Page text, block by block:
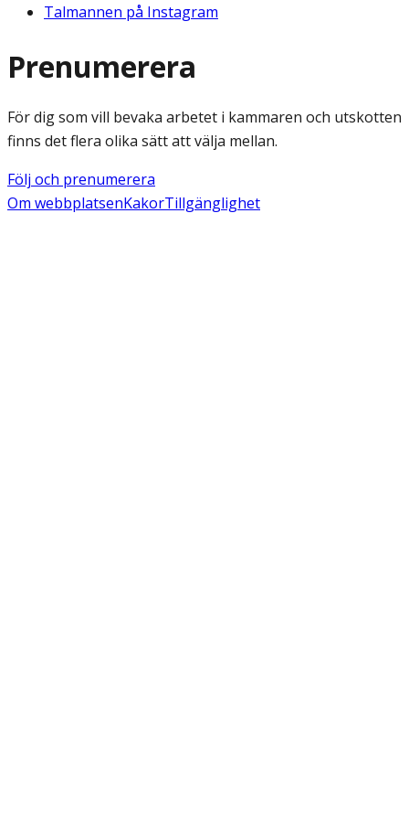
Talmannen på Instagram
Prenumerera
För dig som vill bevaka arbetet i kammaren och utskotten
finns det flera olika sätt att välja mellan.
Följ och prenumerera
Om webbplatsenKakorTillgänglighet